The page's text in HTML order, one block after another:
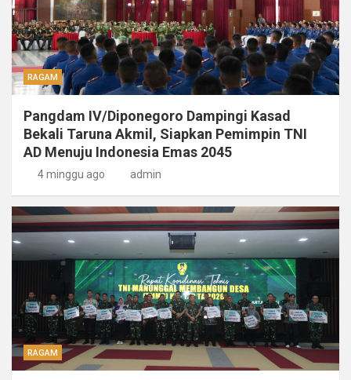
RAGAM
Pangdam IV/Diponegoro Dampingi Kasad
Bekali Taruna Akmil, Siapkan Pemimpin TNI
AD Menuju Indonesia Emas 2045
4 minggu ago admin
RAGAM